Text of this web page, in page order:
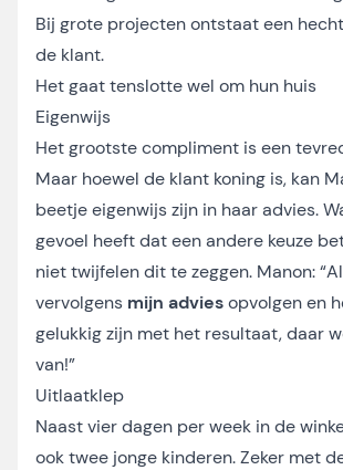
Bij grote projecten ontstaat een
de klant.
Het gaat tenslotte wel om hun huis
Eigenwijs
Het grootste compliment is een
Maar hoewel de klant koning is, kan
beetje eigenwijs zijn in haar advies.
gevoel heeft dat een andere keuze
niet twijfelen dit te zeggen. Manon:
vervolgens mijn adviesopvolgen en
gelukkig zijn met het resultaat, daar
van!”
Uitlaatklep
Naast vier dagen per week in de
ook twee jonge kinderen. Zeker met